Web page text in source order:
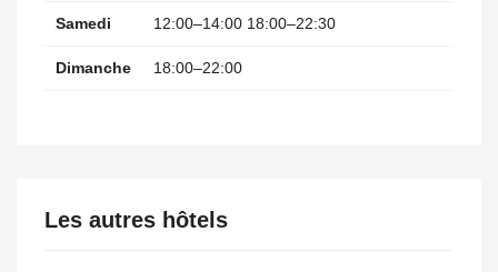
Samedi 12:00–14:00 18:00–22:30
Dimanche 18:00–22:00
Les autres hôtels